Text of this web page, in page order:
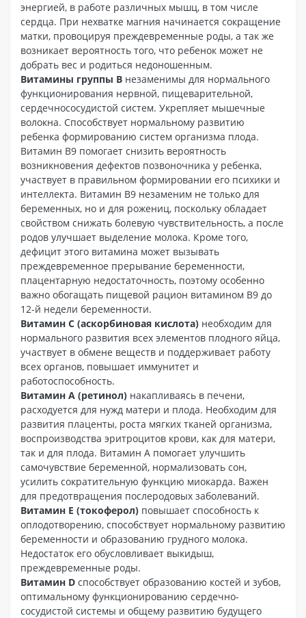
энергией, в работе различных мышц, в том числе
сердца. При нехватке магния начинается сокращение
матки, провоцируя преждевременные роды, а так же
возникает вероятность того, что ребенок может не
добрать вес и родиться недоношенным.
Витамины группы B незаменимы для нормального
функционирования нервной, пищеварительной,
сердечнососудистой систем. Укрепляет мышечные
волокна. Способствует нормальному развитию
ребенка формированию систем организма плода.
Витамин В9 помогает снизить вероятность
возникновения дефектов позвоночника у ребенка,
участвует в правильном формировании его психики и
интеллекта. Витамин В9 незаменим не только для
беременных, но и для рожениц, поскольку обладает
свойством снижать болевую чувствительность, а после
родов улучшает выделение молока. Кроме того,
дефицит этого витамина может вызывать
преждевременное прерывание беременности,
плацентарную недостаточность, поэтому особенно
важно обогащать пищевой рацион витамином В9 до
12-й недели беременности.
Витамин С (аскорбиновая кислота) необходим для
нормального развития всех элементов плодного яйца,
участвует в обмене веществ и поддерживает работу
всех органов, повышает иммунитет и
работоспособность.
Витамин А (ретинол) накапливаясь в печени,
расходуется для нужд матери и плода. Необходим для
развития плаценты, роста мягких тканей организма,
воспроизводства эритроцитов крови, как для матери,
так и для плода. Витамин А помогает улучшить
самочувствие беременной, нормализовать сон,
усилить сократительную функцию миокарда. Важен
для предотвращения послеродовых заболеваний.
Витамин Е (токоферол) повышает способность к
оплодотворению, способствует нормальному развитию
беременности и образованию грудного молока.
Недостаток его обусловливает выкидыш,
преждевременные роды.
Витамин D способствует образованию костей и зубов,
оптимальному функционированию сердечно-
сосудистой системы и общему развитию будущего